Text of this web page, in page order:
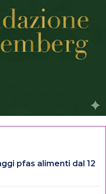
pfas alimenti dal 12